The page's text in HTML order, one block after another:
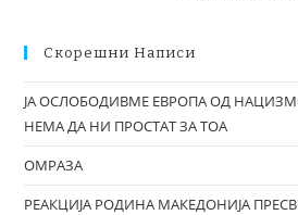
Скорешни Написи
ЈА ОСЛОБОДИВМЕ ЕВРОПА ОД
НЕМА ДА НИ ПРОСТАТ ЗА ТОА
ОМРАЗА
РЕАКЦИЈА РОДИНА МАКЕДОНИЈА